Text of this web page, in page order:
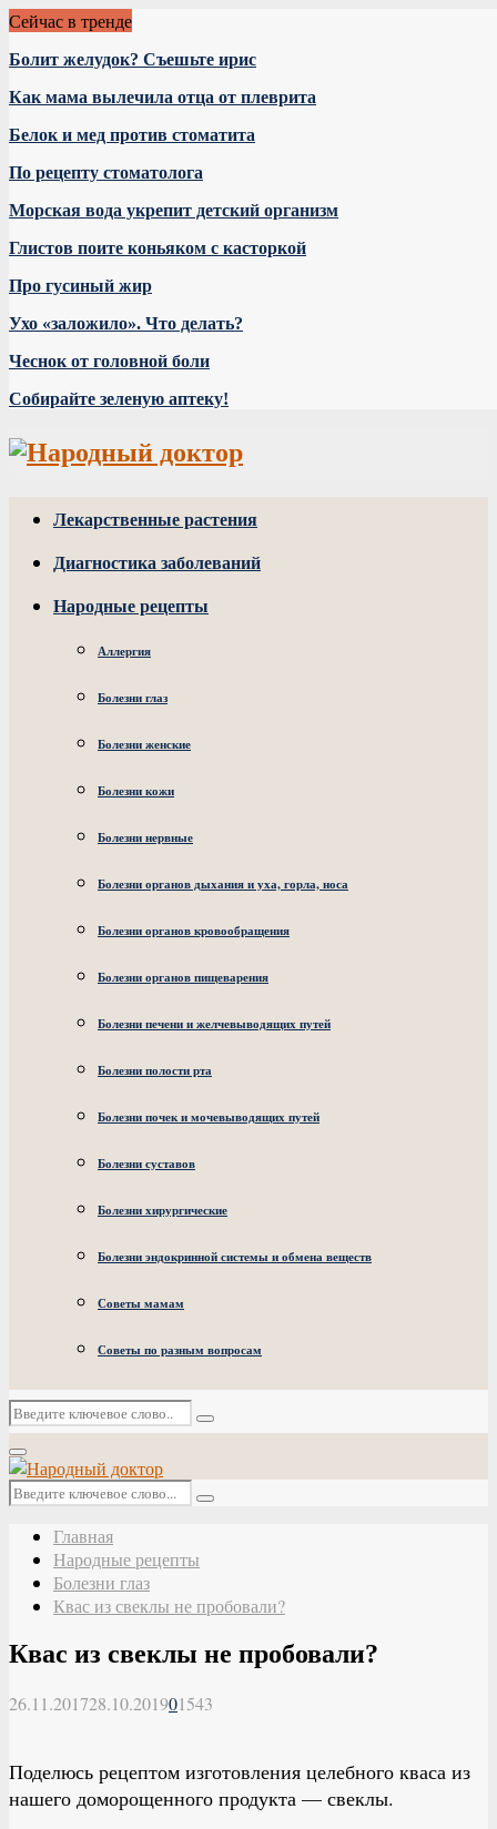
Сейчас в тренде
Болит желудок? Съешьте ирис
Как мама вылечила отца от плеврита
Белок и мед против стоматита
По рецепту стоматолога
Морская вода укрепит детский организм
Глистов поите коньяком с касторкой
Про гусиный жир
Ухо «заложило». Что делать?
Чеснок от головной боли
Собирайте зеленую аптеку!
Лекарственные растения
Диагностика заболеваний
Народные рецепты
Аллергия
Болезни глаз
Болезни женские
Болезни кожи
Болезни нервные
Болезни органов дыхания и уха, горла, носа
Болезни органов кровообращения
Болезни органов пищеварения
Болезни печени и желчевыводящих путей
Болезни полости рта
Болезни почек и мочевыводящих путей
Болезни суставов
Болезни хирургические
Болезни эндокринной системы и обмена веществ
Советы мамам
Советы по разным вопросам
Искать:
Поиск
Основное
меню
Искать:
Поиск
Главная
Народные рецепты
Болезни глаз
Квас из свеклы не пробовали?
Квас из свеклы не пробовали?
26.11.201728.10.201901543
Поделюсь рецептом изготовления целебного кваса из
нашего доморощенного продукта — свеклы.